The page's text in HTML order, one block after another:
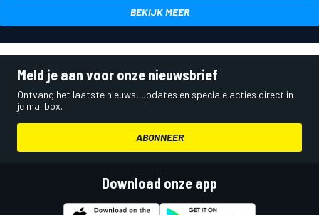
BEKIJK MEER
Meld je aan voor onze nieuwsbrief
Ontvang het laatste nieuws, updates en speciale acties direct in
je mailbox.
ABONNEER
Download onze app